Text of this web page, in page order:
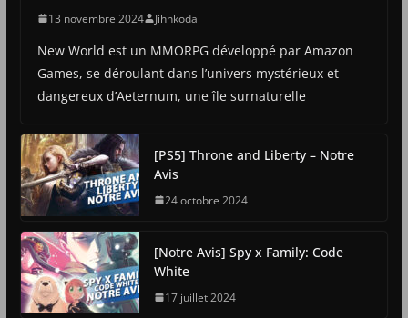
13 novembre 2024 Jihnkoda
New World est un MMORPG développé par Amazon
Games, se déroulant dans l’univers mystérieux et
dangereux d’Aeternum, une île surnaturelle
[PS5] Throne and Liberty – Notre
Avis
24 octobre 2024
[Notre Avis] Spy x Family: Code
White
17 juillet 2024